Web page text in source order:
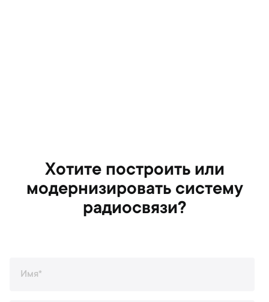
Хотите построить или
модернизировать систему
радиосвязи?